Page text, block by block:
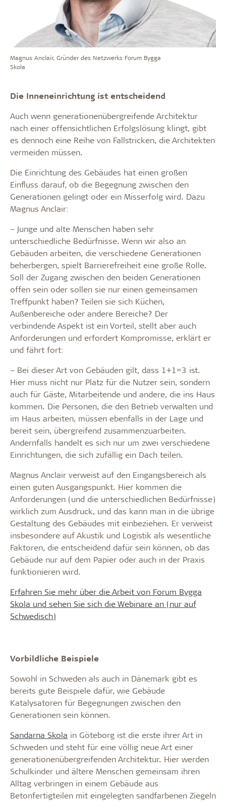
Magnus Anclair, Gründer des Netzwerks Forum Bygga
Skola
Die Inneneinrichtung ist entscheidend
Auch wenn generationenübergreifende Architektur
nach einer offensichtlichen Erfolgslösung klingt, gibt
es dennoch eine Reihe von Fallstricken, die Architekten
vermeiden müssen.
Die Einrichtung des Gebäudes hat einen großen
Einfluss darauf, ob die Begegnung zwischen den
Generationen gelingt oder ein Misserfolg wird. Dazu
Magnus Anclair:
– Junge und alte Menschen haben sehr
unterschiedliche Bedürfnisse. Wenn wir also an
Gebäuden arbeiten, die verschiedene Generationen
beherbergen, spielt Barrierefreiheit eine große Rolle.
Soll der Zugang zwischen den beiden Generationen
offen sein oder sollen sie nur einen gemeinsamen
Treffpunkt haben? Teilen sie sich Küchen,
Außenbereiche oder andere Bereiche? Der
verbindende Aspekt ist ein Vorteil, stellt aber auch
Anforderungen und erfordert Kompromisse, erklärt er
und fährt fort:
– Bei dieser Art von Gebäuden gilt, dass 1+1=3 ist.
Hier muss nicht nur Platz für die Nutzer sein, sondern
auch für Gäste, Mitarbeitende und andere, die ins Haus
kommen. Die Personen, die den Betrieb verwalten und
im Haus arbeiten, müssen ebenfalls in der Lage und
bereit sein, übergreifend zusammenzuarbeiten.
Andernfalls handelt es sich nur um zwei verschiedene
Einrichtungen, die sich zufällig ein Dach teilen.
Magnus Anclair verweist auf den Eingangsbereich als
einen guten Ausgangspunkt. Hier kommen die
Anforderungen (und die unterschiedlichen Bedürfnisse)
wirklich zum Ausdruck, und das kann man in die übrige
Gestaltung des Gebäudes mit einbeziehen. Er verweist
insbesondere auf Akustik und Logistik als wesentliche
Faktoren, die entscheidend dafür sein können, ob das
Gebäude nur auf dem Papier oder auch in der Praxis
funktionieren wird.
Erfahren Sie mehr über die Arbeit von Forum Bygga
Skola und sehen Sie sich die Webinare an (nur auf
Schwedisch)
Vorbildliche Beispiele
Sowohl in Schweden als auch in Dänemark gibt es
bereits gute Beispiele dafür, wie Gebäude
Katalysatoren für Begegnungen zwischen den
Generationen sein können.
Sandarna Skola in Göteborg ist die erste ihrer Art in
Schweden und steht für eine völlig neue Art einer
generationenübergreifenden Architektur. Hier werden
Schulkinder und ältere Menschen gemeinsam ihren
Alltag verbringen in einem Gebäude aus
Betonfertigteilen mit eingelegten sandfarbenen Ziegeln